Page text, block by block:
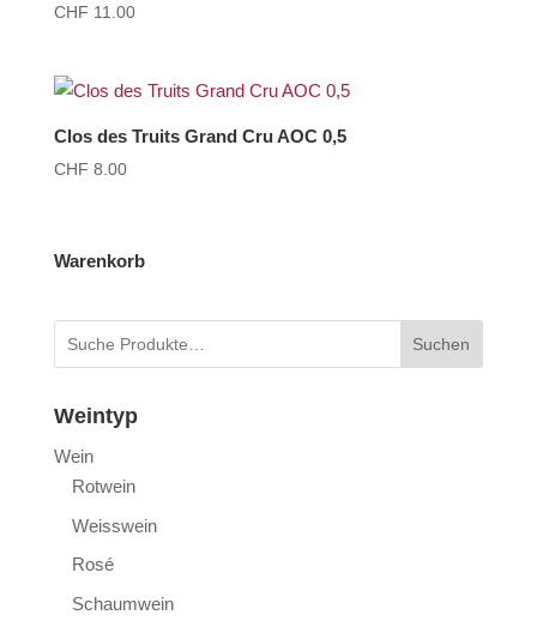
CHF 11.00
Clos des Truits Grand Cru AOC 0,5
CHF 8.00
Warenkorb
Suchen
Weintyp
Wein
Rotwein
Weisswein
Rosé
Schaumwein